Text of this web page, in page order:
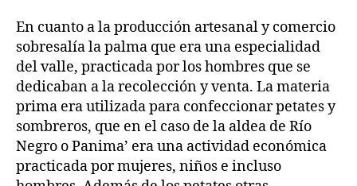
En cuanto a la producción artesanal y comercio
sobresalía la palma que era una especialidad
del valle, practicada por los hombres que se
dedicaban a la recolección y venta. La materia
prima era utilizada para confeccionar petates y
sombreros, que en el caso de la aldea de Río
Negro o Panima’ era una actividad económica
practicada por mujeres, niños e incluso